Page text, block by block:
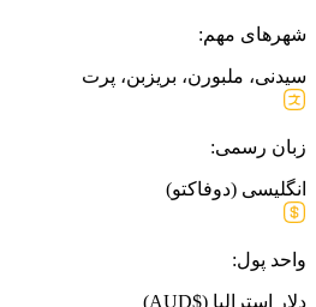
شهرهای مهم:
سیدنی، ملبورن، بریزبن، پرت
زبان رسمی:
انگلیسی (دوفاکتو)
واحد پول:
دلار استرالیا ($AUD)